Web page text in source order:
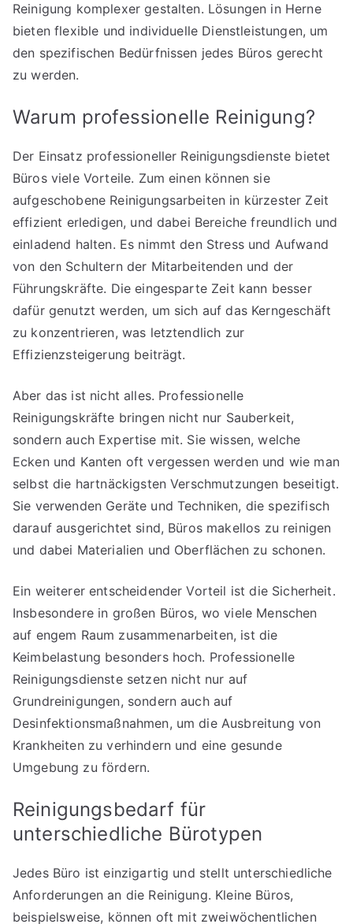
Reinigung komplexer gestalten. Lösungen in Herne
bieten flexible und individuelle Dienstleistungen, um
den spezifischen Bedürfnissen jedes Büros gerecht
zu werden.
Warum professionelle Reinigung?
Der Einsatz professioneller Reinigungsdienste bietet
Büros viele Vorteile. Zum einen können sie
aufgeschobene Reinigungsarbeiten in kürzester Zeit
effizient erledigen, und dabei Bereiche freundlich und
einladend halten. Es nimmt den Stress und Aufwand
von den Schultern der Mitarbeitenden und der
Führungskräfte. Die eingesparte Zeit kann besser
dafür genutzt werden, um sich auf das Kerngeschäft
zu konzentrieren, was letztendlich zur
Effizienzsteigerung beiträgt.
Aber das ist nicht alles. Professionelle
Reinigungskräfte bringen nicht nur Sauberkeit,
sondern auch Expertise mit. Sie wissen, welche
Ecken und Kanten oft vergessen werden und wie man
selbst die hartnäckigsten Verschmutzungen beseitigt.
Sie verwenden Geräte und Techniken, die spezifisch
darauf ausgerichtet sind, Büros makellos zu reinigen
und dabei Materialien und Oberflächen zu schonen.
Ein weiterer entscheidender Vorteil ist die Sicherheit.
Insbesondere in großen Büros, wo viele Menschen
auf engem Raum zusammenarbeiten, ist die
Keimbelastung besonders hoch. Professionelle
Reinigungsdienste setzen nicht nur auf
Grundreinigungen, sondern auch auf
Desinfektionsmaßnahmen, um die Ausbreitung von
Krankheiten zu verhindern und eine gesunde
Umgebung zu fördern.
Reinigungsbedarf für
unterschiedliche Bürotypen
Jedes Büro ist einzigartig und stellt unterschiedliche
Anforderungen an die Reinigung. Kleine Büros,
beispielsweise, können oft mit zweiwöchentlichen